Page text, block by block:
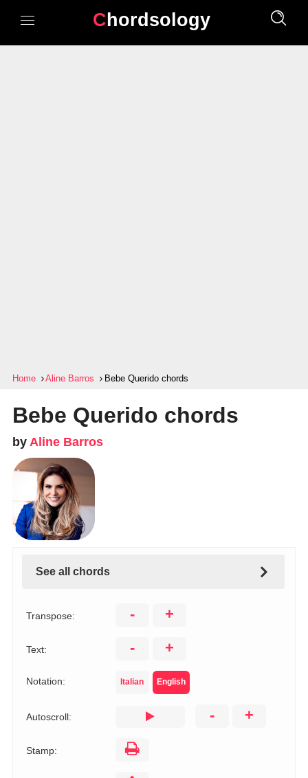
Chordsology
Home Aline Barros Bebe Querido chords
Bebe Querido chords
by Aline Barros
See all chords
Transpose: - +
Text: - +
Notation: Italian English
Autoscroll: - +
Stamp: